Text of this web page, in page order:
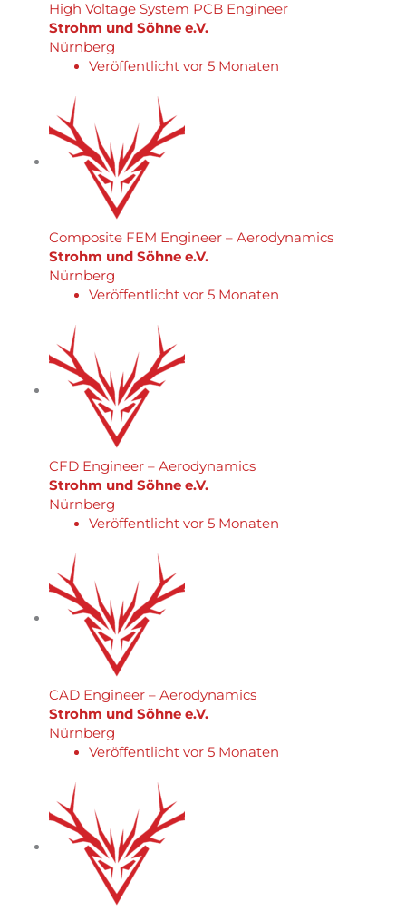
High Voltage System PCB Engineer
Strohm und Söhne e.V.
Nürnberg
Veröffentlicht vor 5 Monaten
Composite FEM Engineer – Aerodynamics
Strohm und Söhne e.V.
Nürnberg
Veröffentlicht vor 5 Monaten
CFD Engineer – Aerodynamics
Strohm und Söhne e.V.
Nürnberg
Veröffentlicht vor 5 Monaten
CAD Engineer – Aerodynamics
Strohm und Söhne e.V.
Nürnberg
Veröffentlicht vor 5 Monaten